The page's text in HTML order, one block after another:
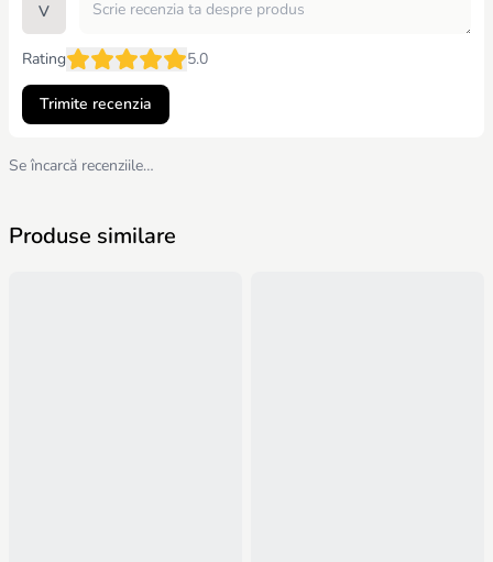
V
Rating 5.0
Trimite recenzia
Se încarcă recenziile…
Produse similare